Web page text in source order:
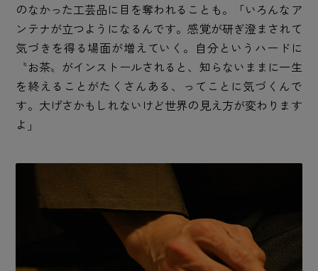
のなかった工芸品に目を奪われることも。「いろんなア
ンテナが立つようになるんです。感覚が研ぎ澄まされて
気づきを得る場面が増えていく。自分というハードに
〝お茶〟がインストールされると、知らないままに一生
を終えることがたくさんある、ってことに気づくんで
す。大げさかもしれないけど世界の見え方が変わります
よ」